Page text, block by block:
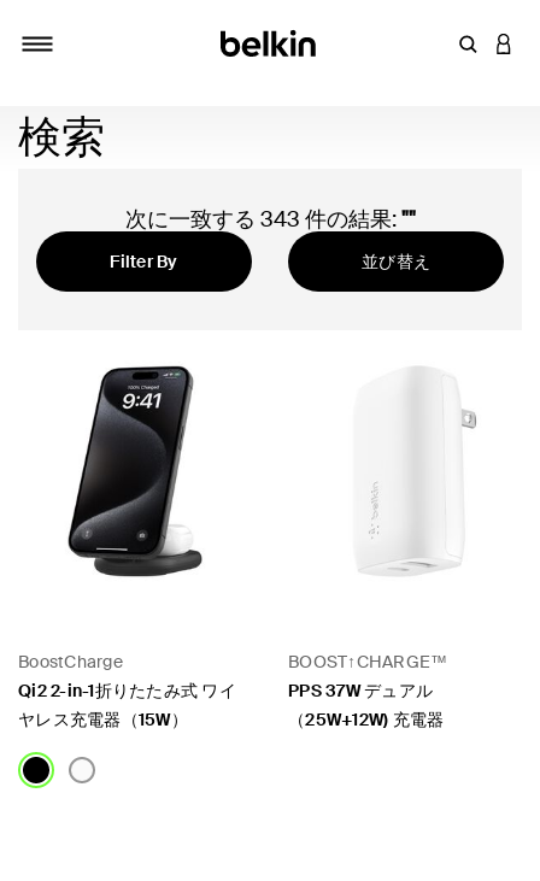
キーワアカ
検索
次に一致する 343 件の結果:""
Filter By
並び替え
BoostCharge
Qi2 2-in-1折りたたみ式 ワイ
ヤレス充電器（15W）
BOOST↑CHARGE™
PPS 37W デュアル
（25W+12W) 充電器